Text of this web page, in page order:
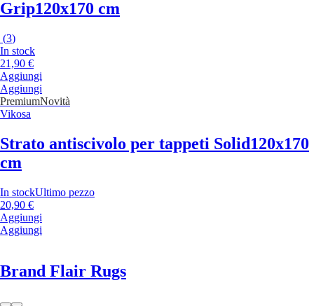
Grip120x170 cm
(3)
In stock
21,90 €
Aggiungi
Aggiungi
PremiumNovità
Vikosa
Strato antiscivolo per tappeti Solid 120x170
cm
In stockUltimo pezzo
20,90 €
Aggiungi
Aggiungi
Brand Flair Rugs